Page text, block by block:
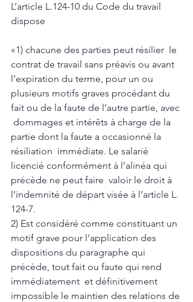
L’article L.124-10 du Code du travail
dispose
«1) chacune des parties peut résilier  le
contrat de travail sans préavis ou avant
l’expiration du terme, pour un ou
plusieurs motifs graves procédant du
fait ou de la faute de l’autre partie, avec
dommages et intérêts à charge de la
partie dont la faute a occasionné la
résiliation  immédiate. Le salarié
licencié conformément à l’alinéa qui
précède ne peut faire  valoir le droit à
l’indemnité de départ visée à l’article L.
124-7.
2) Est considéré comme constituant un
motif grave pour l’application des
dispositions du paragraphe qui
précède, tout fait ou faute qui rend
immédiatement  et définitivement
impossible le maintien des relations de